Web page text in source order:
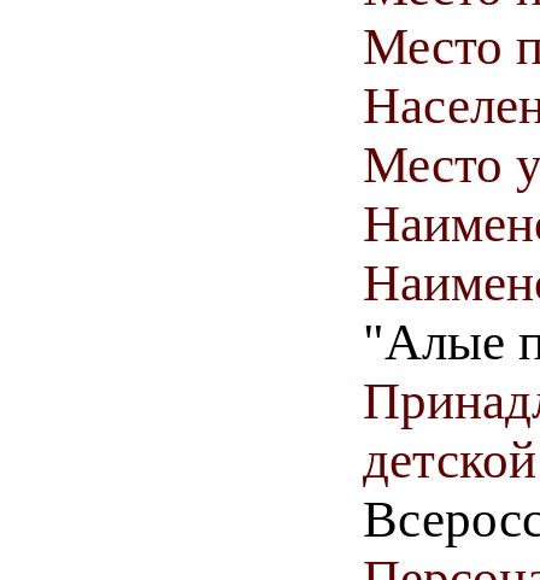
Место
Место
"Алые